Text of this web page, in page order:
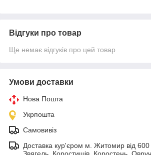
Відгуки про товар
Ще немає відгуків про цей товар
Умови доставки
Нова Пошта
Укрпошта
Самовивіз
Доставка кур'єром м. Житомир від 600